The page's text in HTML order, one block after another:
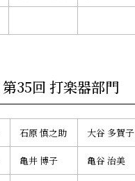
35回 打楽器部門
石原 慎之助 大谷 多賀子
亀井 博子 亀谷 治美